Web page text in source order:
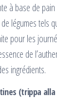
à base de
légumes tels
pour les
de
ingrédients.
(trippa